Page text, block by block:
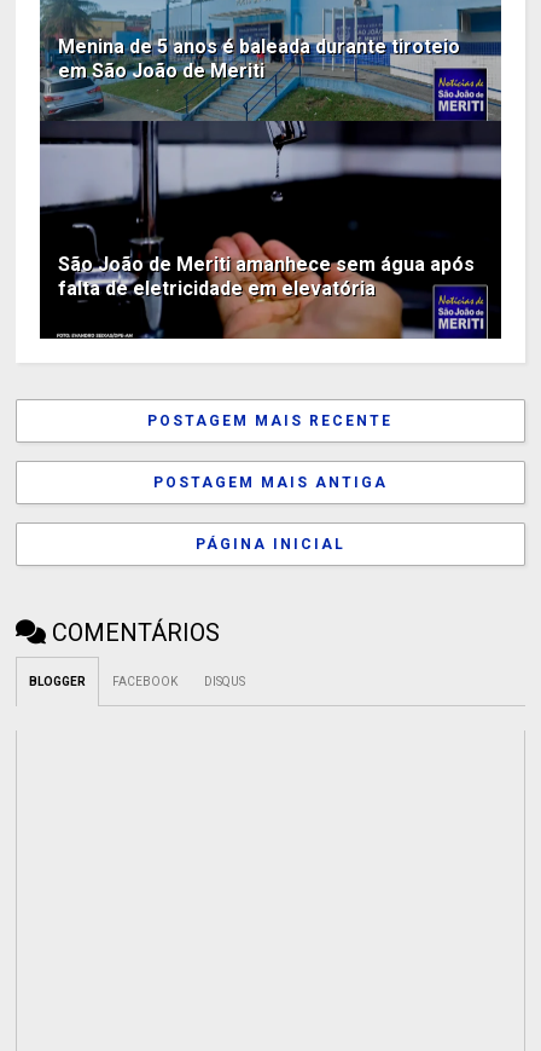
Menina de 5 anos é baleada durante tiroteio
em São João de Meriti
São João de Meriti amanhece sem água após
falta de eletricidade em elevatória
POSTAGEM MAIS RECENTE
POSTAGEM MAIS ANTIGA
PÁGINA INICIAL
COMENTÁRIOS
BLOGGER FACEBOOK DISQUS